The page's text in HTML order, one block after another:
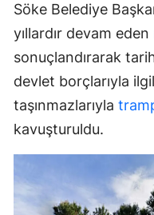
Söke Belediye
yıllardır devam eden
sonuçlandırarak
devlet borçlarıyla
taşınmazlarıyla
kavuşturuldu.